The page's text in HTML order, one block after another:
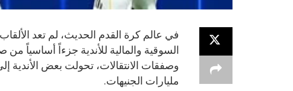
في عالم كرة القدم الحديث، لم تعد
السوقية والمالية للأندية جزءاً أساسياً
وصفقات الانتقالات، تحولت بعض الأندية
مليارات الجنيهات.